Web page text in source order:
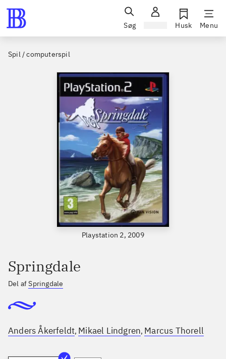
Søg Husk Menu
Spil / computerspil
Playstation 2, 2009
Springdale
Del afSpringdale
Anders Åkerfeldt, Mikael Lindgren, Marcus Thorell